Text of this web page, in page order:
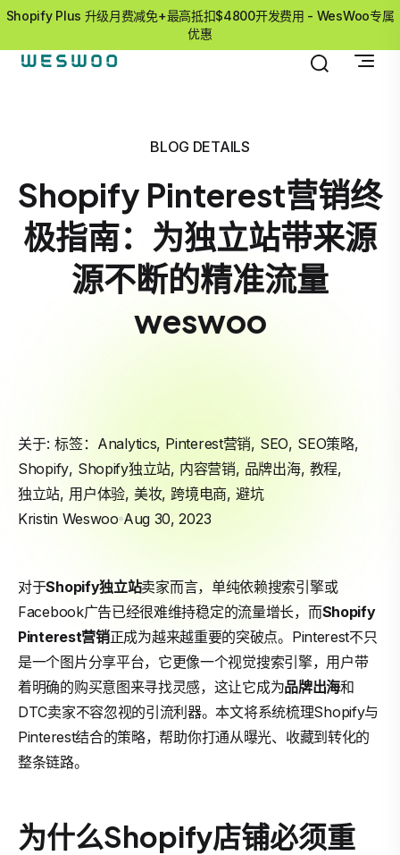
Shopify Plus 升级月费减免+最高抵扣$4800开发费用 - WesWoo专属
优惠
BLOG DETAILS
Shopify Pinterest营销终
极指南：为独立站带来源
源不断的精准流量
weswoo
关于: 标签： Analytics, Pinterest营销, SEO, SEO策略,
Shopify, Shopify独立站, 内容营销, 品牌出海, 教程,
独立站, 用户体验, 美妆, 跨境电商,避坑
Kristin Weswoo Aug 30, 2023
对于Shopify独立站卖家而言，单纯依赖搜索引擎或
Facebook广告已经很难维持稳定的流量增长，而Shopify
Pinterest营销正成为越来越重要的突破点。Pinterest不只
是一个图片分享平台，它更像一个视觉搜索引擎，用户带
着明确的购买意图来寻找灵感，这让它成为品牌出海和
DTC卖家不容忽视的引流利器。本文将系统梳理Shopify与
Pinterest结合的策略，帮助你打通从曝光、收藏到转化的
整条链路。
为什么Shopify店铺必须重